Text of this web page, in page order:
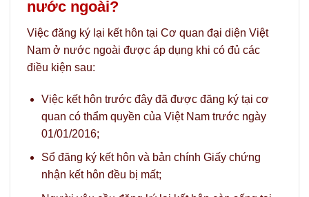
nước ngoài?
Việc đăng ký lại kết hôn tại Cơ quan đại diện Việt
Nam ở nước ngoài được áp dụng khi có đủ các
điều kiện sau:
Việc kết hôn trước đây đã được đăng ký tại cơ
quan có thẩm quyền của Việt Nam trước ngày
01/01/2016;
Sổ đăng ký kết hôn và bản chính Giấy chứng
nhận kết hôn đều bị mất;